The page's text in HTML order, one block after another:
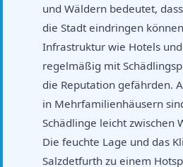
und Wäldern bedeutet,
die Stadt eindringen
Infrastruktur wie Hotels
regelmäßig mit
die Reputation gefährden.
in Mehrfamilienhäusern
Schädlinge leicht zwischen
Die feuchte Lage und das
Salzdetfurth zu einem